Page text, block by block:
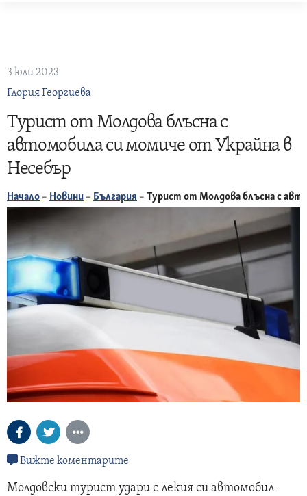
3 юли 2023
Глория Георгиева
Турист от Молдова блъсна с
автомобила си момиче от Украйна в
Несебър
Начало – Новини – България – Турист от Молдова блъсна с
Вижте коментарите
Молдовски турист удари с лекия си автомобил